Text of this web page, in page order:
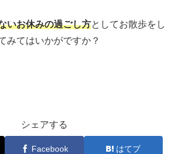
いお休みの過ごし方としてお散歩をし
みてはいかがですか？
シェアする
Facebook はてブ